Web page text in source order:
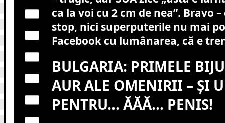
ca la voi cu 2 cm de nea”. Bravo
stop, nici superputerile nu mai
Facebook cu lumânarea, că e
BULGARIA: PRIMELE
AUR ALE OMENIRII – ȘI
PENTRU… ĂĂĂ… PENIS!